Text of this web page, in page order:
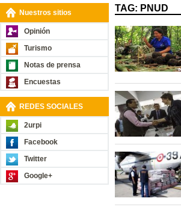
Nuestros sitios
Opinión
Turismo
Notas de prensa
Encuestas
REDES SOCIALES
2urpi
Facebook
Twitter
Google+
TAG: PNUD